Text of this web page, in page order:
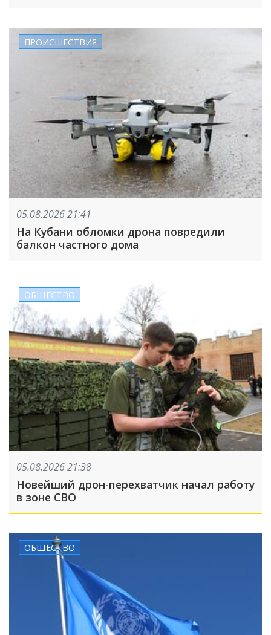
ПРОИСШЕСТВИЯ
05.08.2026 21:41
На Кубани обломки дрона повредили
балкон частного дома
ОБЩЕСТВО
05.08.2026 21:38
Новейший дрон-перехватчик начал работу
в зоне СВО
ОБЩЕСТВО